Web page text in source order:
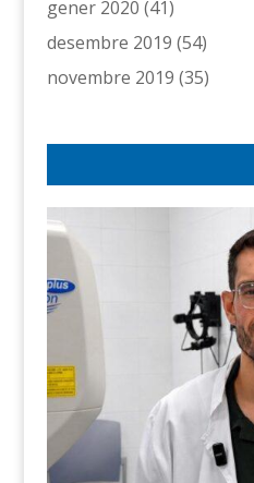
gener 2020 (41)
desembre 2019 (54)
novembre 2019 (35)